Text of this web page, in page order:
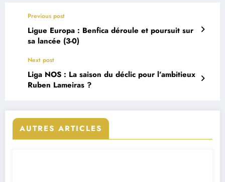
Previous post
Ligue Europa : Benfica déroule et poursuit sur
sa lancée (3-0)
Next post
Liga NOS : La saison du déclic pour l’ambitieux
Ruben Lameiras ?
AUTRES ARTICLES